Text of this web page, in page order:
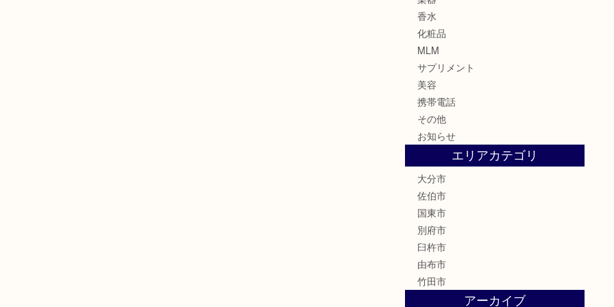
香水
化粧品
MLM
サプリメント
美容
携帯電話
その他
お知らせ
エリアカテゴリ
大分市
佐伯市
国東市
別府市
臼杵市
由布市
竹田市
アーカイブ